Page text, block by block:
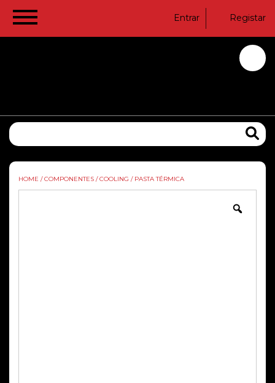
Entrar Registar
HOME / COMPONENTES / COOLING / PASTA TÉRMICA